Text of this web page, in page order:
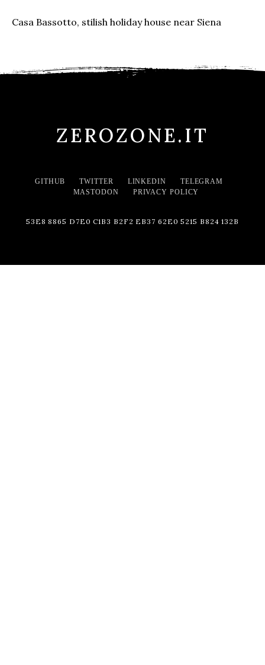
Casa Bassotto, stilish holiday house near Siena
ZEROZONE.IT
GITHUB TWITTER LINKEDIN
TELEGRAM
MASTODON
PRIVACY POLICY
53E8 8865 D7E0 C1B3 B2F2 EB37 62E0 5215 B824 132B